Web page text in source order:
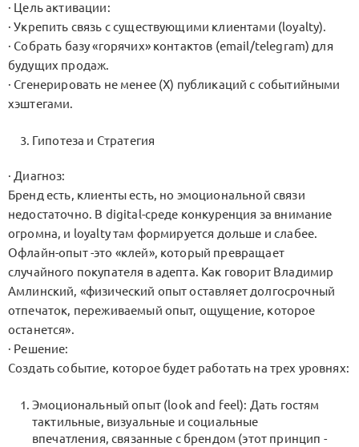
· Цель активации:
· Укрепить связь с существующими клиентами (loyalty).
· Собрать базу «горячих» контактов (email/telegram) для
будущих продаж.
· Сгенерировать не менее (X) публикаций с событийными
хэштегами.
Гипотеза и Стратегия
· Диагноз:
Бренд есть, клиенты есть, но эмоциональной связи
недостаточно. В digital-среде конкуренция за внимание
огромна, и loyalty там формируется дольше и слабее.
Офлайн-опыт -это «клей», который превращает
случайного покупателя в адепта. Как говорит Владимир
Амлинский, «физический опыт оставляет долгосрочный
отпечаток, переживаемый опыт, ощущение, которое
останется».
· Решение:
Создать событие, которое будет работать на трех уровнях:
Эмоциональный опыт (look and feel): Дать гостям
тактильные, визуальные и социальные
впечатления, связанные с брендом (этот принцип -